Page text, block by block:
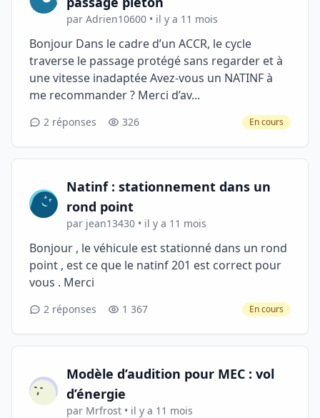
par Adrien10600 • il y a 11 mois
Bonjour Dans le cadre d’un ACCR, le cycle
traverse le passage protégé sans regarder et à
une vitesse inadaptée Avez-vous un NATINF à
me recommander ? Merci d’av...
2 réponses 326 En cours
Natinf : stationnement dans un
rond point
par jean13430 • il y a 11 mois
Bonjour , le véhicule est stationné dans un rond
point , est ce que le natinf 201 est correct pour
vous . Merci
2 réponses 1 367 En cours
Modèle d’audition pour MEC : vol
d’énergie
par Mrfrost • il y a 11 mois